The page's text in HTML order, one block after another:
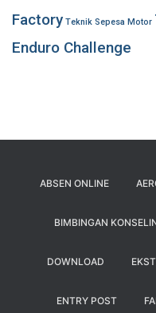
Factory Teknik Sepesa Motor
Enduro Challenge
ABSEN ONLINE
BIMBINGAN
DOWNLOAD
ENTRY POST